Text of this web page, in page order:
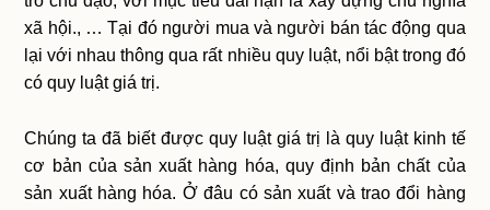
xã hội., … Tại đó người mua và người bán tác động qua
lại với nhau thông qua rất nhiều quy luật, nổi bật trong đó
có quy luật giá trị.
Chúng ta đã biết được quy luật giá trị là quy luật kinh tế
cơ bản của sản xuất hàng hóa, quy định bản chất của
sản xuất hàng hóa. Ở đâu có sản xuất và trao đổi hàng